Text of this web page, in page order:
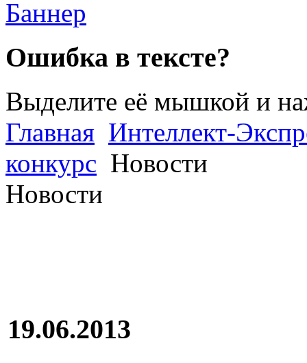
Ошибка в тексте?
Выделите её мышкой и
Главная Интеллект-
конкурс Новости
Новости
19.06.2013